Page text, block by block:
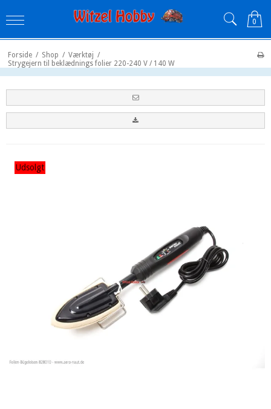
0
Forside / Shop / Værktøj /
Strygejern til beklædnings folier 220-240 V / 140 W
Udsolgt